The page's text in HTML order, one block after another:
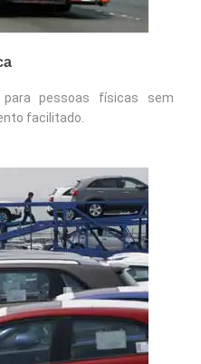
pessoas físicas sem
facilitado.